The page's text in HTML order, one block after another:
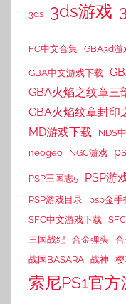
3ds 3ds游戏
FC中文合集 GBA3d游
GBA中文游戏下载
GBA火焰之纹章三
GBA火焰纹章封印
MD游戏下载 NDS
neogeo
NGC游戏
PSP三国志5 PSP游
PSP游戏目录 psp金手
SFC中文游戏下载
三国战纪 合金弹头
战国BASARA 战神
索尼PS1官